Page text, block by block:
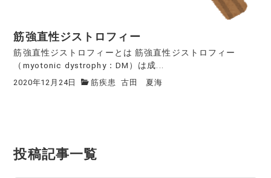
筋強直性ジストロフィー
筋強直性ジストロフィーとは 筋強直性ジストロフィー
（myotonic dystrophy：DM）は成...
2020年12月24日 筋疾患 古田 夏海
投稿記事一覧